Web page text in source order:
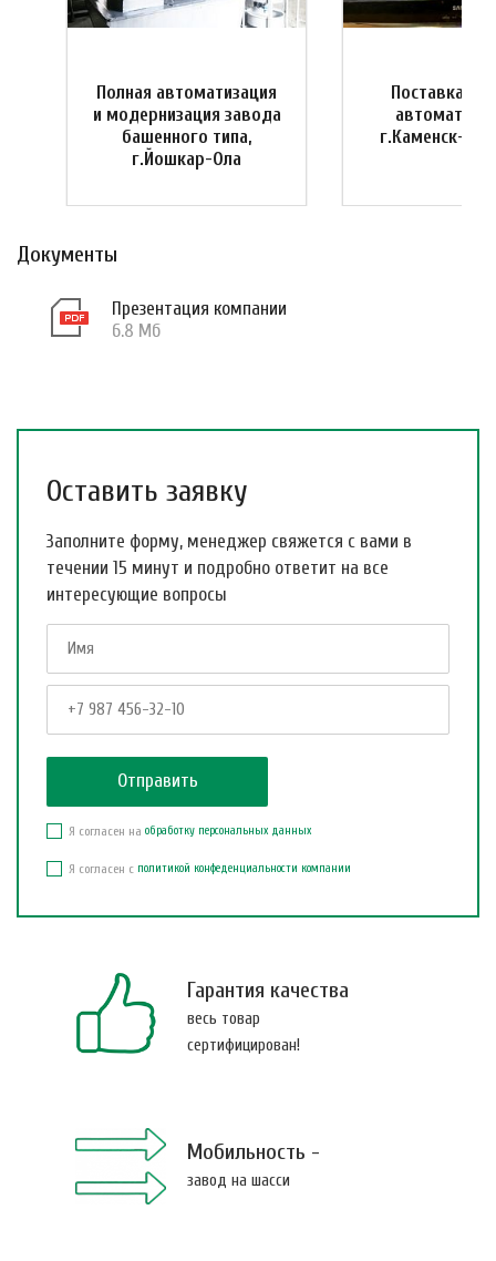
Полная автоматизация
и модернизация завода
башенного типа,
г.Йошкар-Ола
Поставка
г.Каменск-
Документы
Презентация компании
6.8 Мб
Оставить заявку
Заполните форму, менеджер свяжется с вами в
течении 15 минут и подробно ответит на все
интересующие вопросы
Я согласен на обработку персональных данных
Я согласен с политикой конфеденциальности компании
Гарантия качества
весь товар
сертифицирован!
Мобильность -
завод на шасси